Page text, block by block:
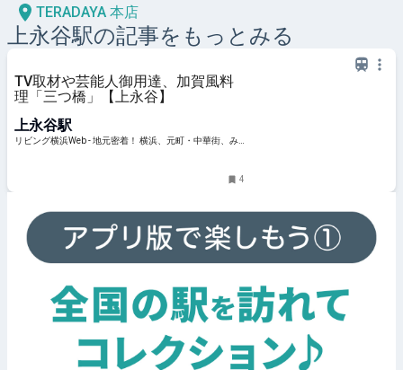
TERADAYA 本店
上永谷駅の記事をもっとみる
TV取材や芸能人御用達、加賀風料
理「三つ橋」【上永谷】
上永谷駅
リビング横浜Web - 地元密着！ 横浜、元町・中華街、み
4